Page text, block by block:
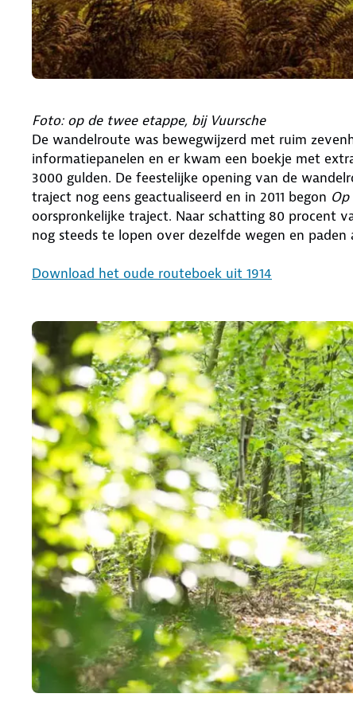
Foto: op de twee etappe, bij Vuursche
De wandelroute was bewegwijzerd met ruim
informatiepanelen en er kwam een boekje met
3000 gulden. De feestelijke opening van de
traject nog eens geactualiseerd en in 2011 begon Op
oorspronkelijke traject. Naar schatting 80 procent
nog steeds te lopen over dezelfde wegen en paden
Download het oude routeboek uit 1914